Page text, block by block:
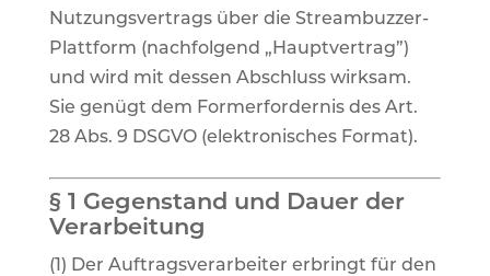
Nutzungsvertrags über die Streambuzzer-
Plattform (nachfolgend „Hauptvertrag”)
und wird mit dessen Abschluss wirksam.
Sie genügt dem Formerfordernis des Art.
28 Abs. 9 DSGVO (elektronisches Format).
§ 1 Gegenstand und Dauer der
Verarbeitung
(1) Der Auftragsverarbeiter erbringt für den